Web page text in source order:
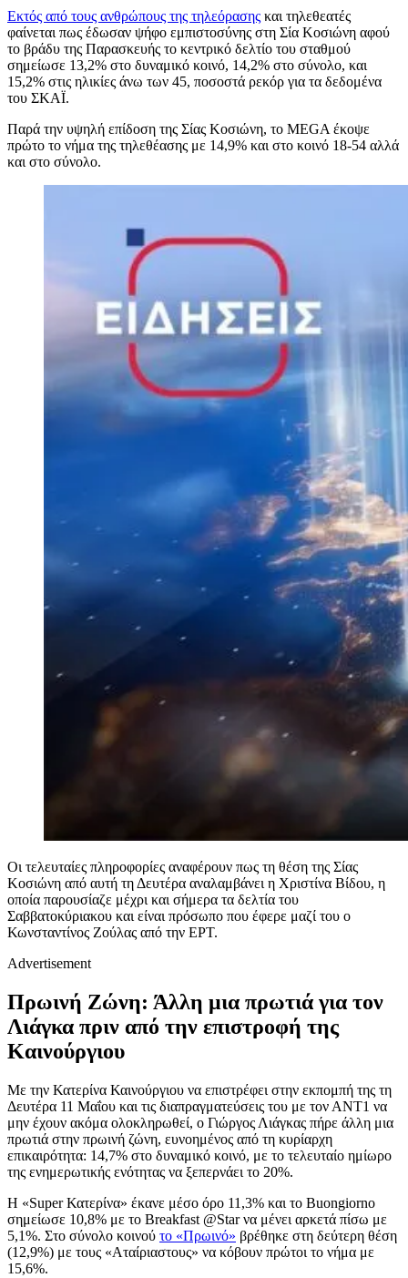
Εκτός από τους ανθρώπους της τηλεόρασης και τηλεθεατές
φαίνεται πως έδωσαν ψήφο εμπιστοσύνης στη Σία Κοσιώνη αφού
το βράδυ της Παρασκευής το κεντρικό δελτίο του σταθμού
σημείωσε 13,2% στο δυναμικό κοινό, 14,2% στο σύνολο, και
15,2% στις ηλικίες άνω των 45, ποσοστά ρεκόρ για τα δεδομένα
του ΣΚΑΪ.
Παρά την υψηλή επίδοση της Σίας Κοσιώνη, το MEGA έκοψε
πρώτο το νήμα της τηλεθέασης με 14,9% και στο κοινό 18-54 αλλά
και στο σύνολο.
Οι τελευταίες πληροφορίες αναφέρουν πως τη θέση της Σίας
Κοσιώνη από αυτή τη Δευτέρα αναλαμβάνει η Χριστίνα Βίδου, η
οποία παρουσίαζε μέχρι και σήμερα τα δελτία του
Σαββατοκύριακου και είναι πρόσωπο που έφερε μαζί του ο
Κωνσταντίνος Ζούλας από την ΕΡΤ.
Advertisement
Πρωινή Ζώνη: Άλλη μια πρωτιά για τον
Λιάγκα πριν από την επιστροφή της
Καινούργιου
Με την Κατερίνα Καινούργιου να επιστρέφει στην εκπομπή της τη
Δευτέρα 11 Μαΐου και τις διαπραγματεύσεις του με τον ΑΝΤ1 να
μην έχουν ακόμα ολοκληρωθεί, ο Γιώργος Λιάγκας πήρε άλλη μια
πρωτιά στην πρωινή ζώνη, ευνοημένος από τη κυρίαρχη
επικαιρότητα: 14,7% στο δυναμικό κοινό, με το τελευταίο ημίωρο
της ενημερωτικής ενότητας να ξεπερνάει το 20%.
Η «Super Κατερίνα» έκανε μέσο όρο 11,3% και το Buongiorno
σημείωσε 10,8% με το Breakfast @Star να μένει αρκετά πίσω με
5,1%. Στο σύνολο κοινού το «Πρωινό» βρέθηκε στη δεύτερη θέση
(12,9%) με τους «Αταίριαστους» να κόβουν πρώτοι το νήμα με
15,6%.